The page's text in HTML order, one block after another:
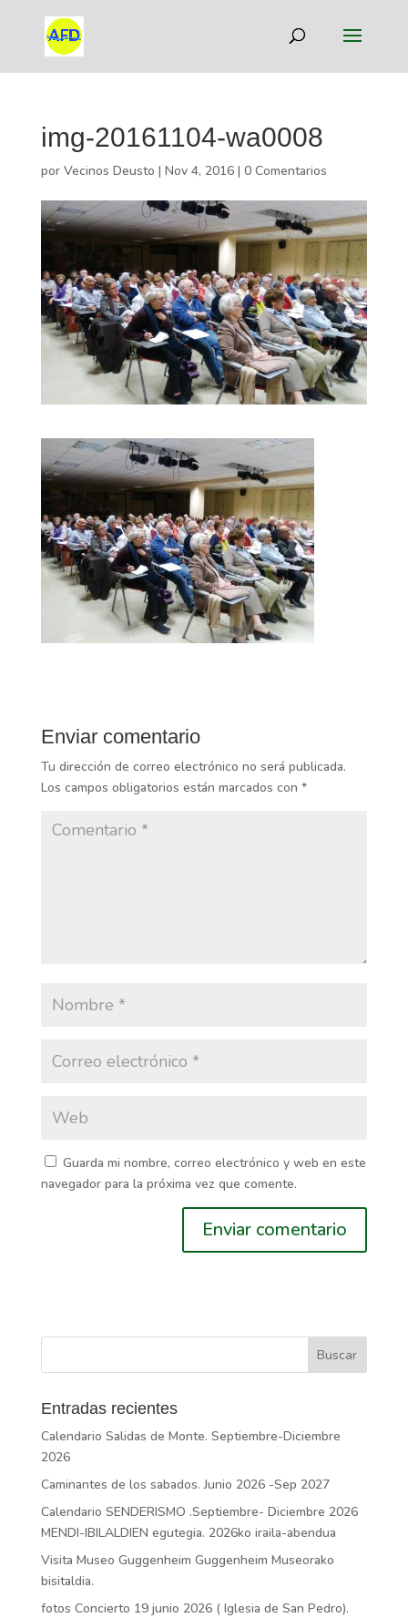
img-20161104-wa0008
por Vecinos Deusto | Nov 4, 2016| 0 Comentarios
Enviar comentario
Tu dirección de correo electrónico no será publicada.
Los campos obligatorios están marcados con *
Guarda mi nombre, correo electrónico y web en este
navegador para la próxima vez que comente.
Entradas recientes
Calendario Salidas de Monte. Septiembre-Diciembre
2026
Caminantes de los sabados. Junio 2026 -Sep 2027
Calendario SENDERISMO .Septiembre- Diciembre 2026
MENDI-IBILALDIEN egutegia. 2026ko iraila-abendua
Visita Museo Guggenheim Guggenheim Museorako
bisitaldia.
fotos Concierto 19 junio 2026 ( Iglesia de San Pedro).